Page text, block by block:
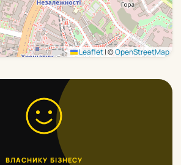
Leaflet|©OpenStreetMap
ВЛАСНИКУ БІЗНЕСУ